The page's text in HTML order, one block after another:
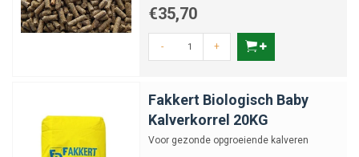
€35,70
- +
Fakkert Biologisch Baby
Kalverkorrel 20KG
Voor gezonde opgroeiende kalveren